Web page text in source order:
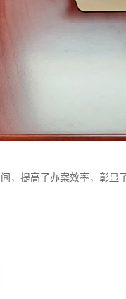
，提高了办案效率，彰显